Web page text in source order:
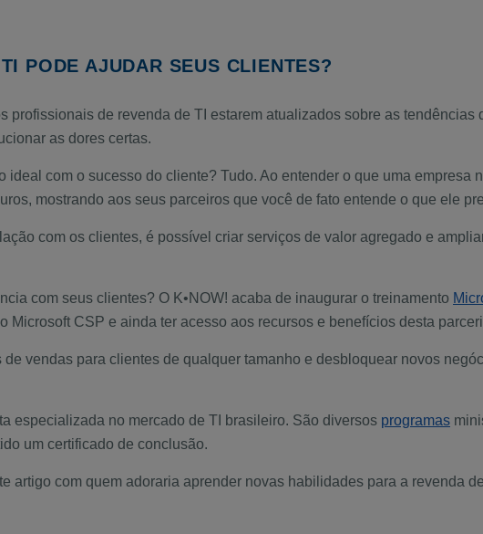
PODE AJUDAR SEUS CLIENTES?
profissionais de revenda de TI estarem atualizados sobre as tendências
as dores certas.
ideal com o sucesso do cliente? Tudo. Ao entender o que uma empresa
mostrando aos seus parceiros que você de fato entende o que ele
com os clientes, é possível criar serviços de valor agregado e
com seus clientes? O K•NOW! acaba de inaugurar o treinamento
Microsoft CSP e ainda ter acesso aos recursos e benefícios desta
vendas para clientes de qualquer tamanho e desbloquear novos
especializada no mercado de TI brasileiro. São diversos programas
um certificado de conclusão.
artigo com quem adoraria aprender novas habilidades para a revenda